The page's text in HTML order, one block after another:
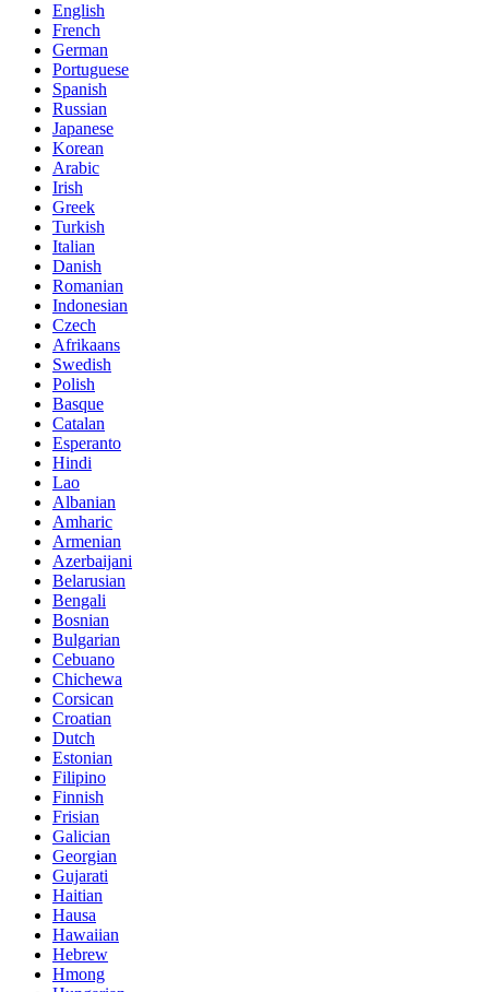
English
French
German
Portuguese
Spanish
Russian
Japanese
Korean
Arabic
Irish
Greek
Turkish
Italian
Danish
Romanian
Indonesian
Czech
Afrikaans
Swedish
Polish
Basque
Catalan
Esperanto
Hindi
Lao
Albanian
Amharic
Armenian
Azerbaijani
Belarusian
Bengali
Bosnian
Bulgarian
Cebuano
Chichewa
Corsican
Croatian
Dutch
Estonian
Filipino
Finnish
Frisian
Galician
Georgian
Gujarati
Haitian
Hausa
Hawaiian
Hebrew
Hmong